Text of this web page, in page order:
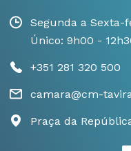
Segunda a Sexta-
Único: 9h00 -
+351 281 320 500
camara@cm-
Praça da